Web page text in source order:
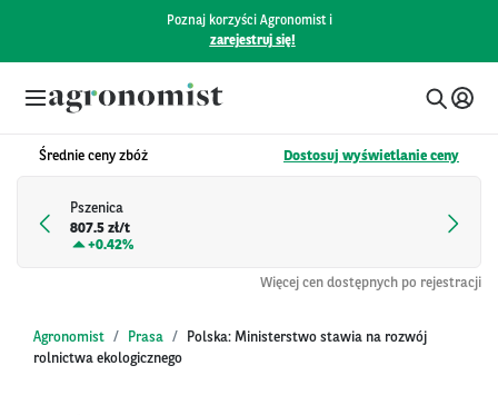
Poznaj korzyści Agronomist i
zarejestruj się!
Średnie ceny zbóż Dostosuj wyświetlanie ceny
Pszenica
807.5 zł/t
+0.42%
Więcej cen dostępnych po rejestracji
Agronomist Prasa
Polska: Ministerstwo stawia na rozwój
rolnictwa ekologicznego